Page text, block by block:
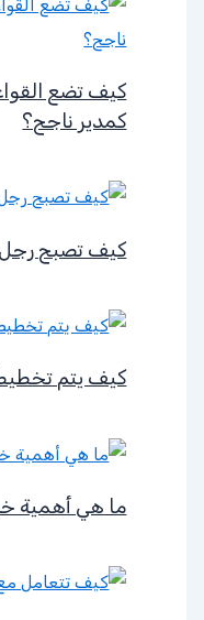
كيف تضع
كمدير ناجح؟
كيف تصبح
كيف يتم تخطيط
ما هي أهمية